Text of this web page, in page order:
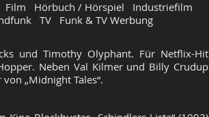
Film Hörbuch / Hörspiel Industriefilm
TV Funk & TV Werbung
und Timothy Olyphant. Für Netflix-Hit
Neben Val Kilmer und Billy Crudup
„Midnight Tales“.